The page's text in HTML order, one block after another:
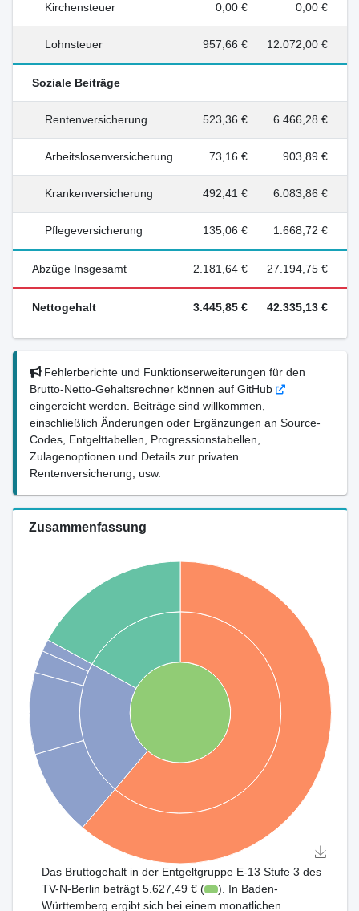
Kirchensteuer 0,00 € 0,00 €
Lohnsteuer 957,66 € 12.072,00 €
Soziale Beiträge
Rentenversicherung 523,36 € 6.466,28 €
Arbeitslosenversicherung 73,16 € 903,89 €
Krankenversicherung 492,41 € 6.083,86 €
Pflegeversicherung 135,06 € 1.668,72 €
Abzüge Insgesamt 2.181,64 € 27.194,75 €
Nettogehalt 3.445,85 € 42.335,13 €
Fehlerberichte und Funktionserweiterungen für den
Brutto-Netto-Gehaltsrechner können auf GitHub
eingereicht werden. Beiträge sind willkommen,
einschließlich Änderungen oder Ergänzungen an Source-
Codes, Entgelttabellen, Progressionstabellen,
Zulagenoptionen und Details zur privaten
Rentenversicherung, usw.
Zusammenfassung
Das Bruttogehalt in der Entgeltgruppe E-13 Stufe 3 des
TV-N-Berlin beträgt 5.627,49 € (
). In Baden-
Württemberg ergibt sich bei einem monatlichen